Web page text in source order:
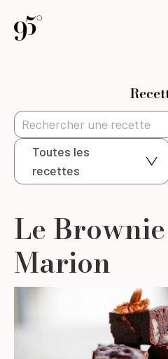
Toutes les
recettes
Le
Marion